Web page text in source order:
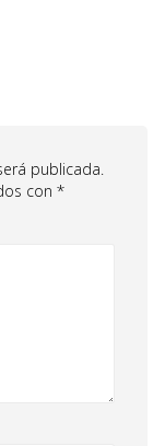
publicada.
con *